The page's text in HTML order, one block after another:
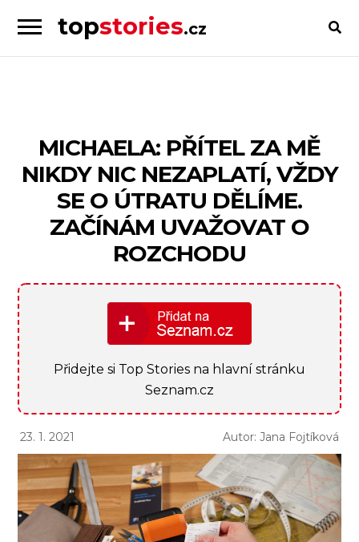
Skip
to
Skip
to
topstories.cz
lidi
MICHAELA: PŘÍTEL ZA MĚ
NIKDY NIC NEZAPLATÍ, VŽDY
SE O ÚTRATU DĚLÍME.
ZAČÍNÁM UVAŽOVAT O
ROZCHODU
Přidejte si Top Stories na hlavní stránku
Seznam.cz
23. 1. 2021 Autor: Jana Fojtíková